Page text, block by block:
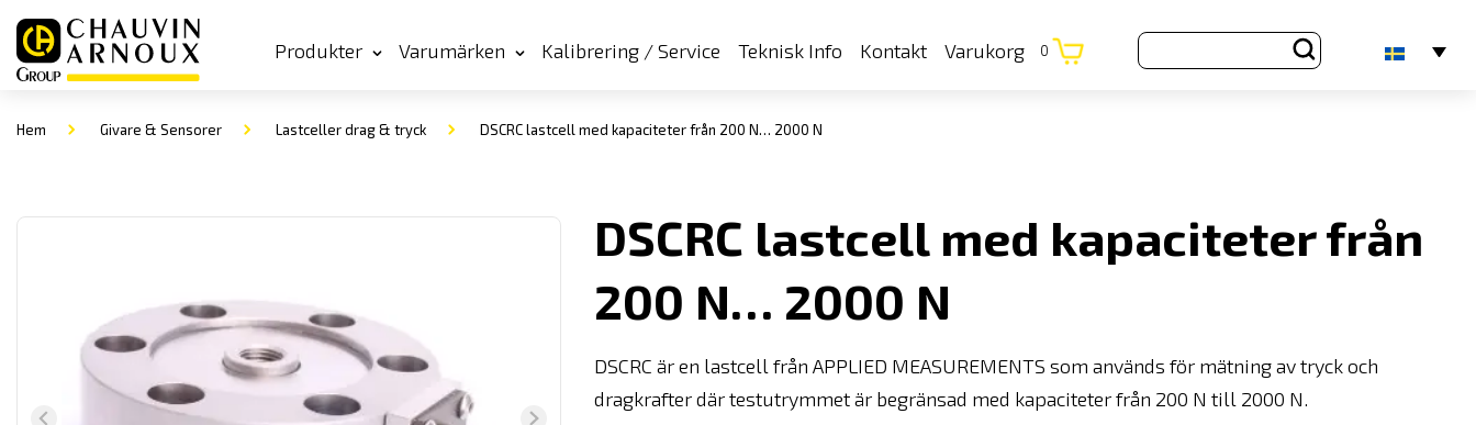
Produkter Varumärken Kalibrering / Service Teknisk Info Kontakt Varukorg 0
Hem Givare & Sensorer Lastceller drag & tryck DSCRC lastcell med kapaciteter från 200 N… 2000 N
DSCRC lastcell med kapaciteter från
200 N… 2000 N
DSCRC är en lastcell från APPLIED MEASUREMENTS som används för mätning av tryck och
dragkrafter där testutrymmet är begränsad med kapaciteter från 200 N till 2000 N.